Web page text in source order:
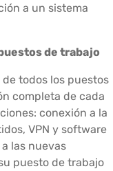
a un sistema
de trabajo
todos los puestos
completa de cada
conexión a la
VPN y software
las nuevas
puesto de trabajo